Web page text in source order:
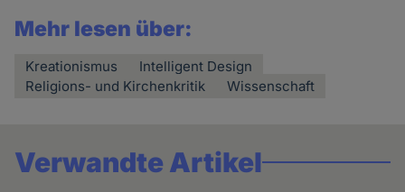
Mehr lesen über:
Kreationismus
Intelligent Design
Religions- und Kirchenkritik
Wissenschaft
Verwandte Artikel